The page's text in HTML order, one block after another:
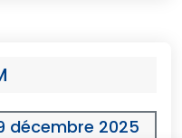
décembre 2025